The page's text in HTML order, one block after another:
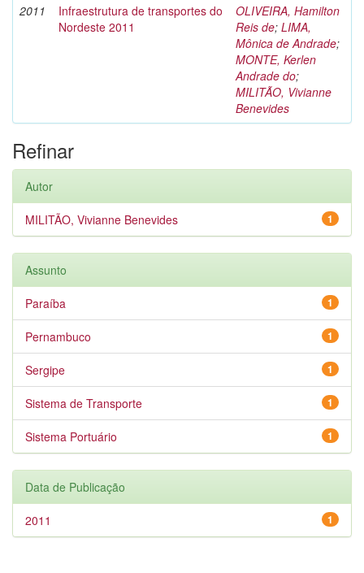
2011
Infraestrutura de transportes do
Nordeste 2011
OLIVEIRA, Hamilton
Reis de; LIMA,
Mônica de Andrade;
MONTE, Kerlen
Andrade do;
MILITÃO, Vivianne
Benevides
Refinar
Autor
1
MILITÃO, Vivianne Benevides
Assunto
1
Paraíba
1
Pernambuco
1
Sergipe
1
Sistema de Transporte
1
Sistema Portuário
Data de Publicação
1
2011